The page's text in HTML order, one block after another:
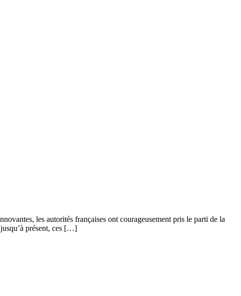
les autorités françaises ont courageusement pris le parti de la
présent, ces […]